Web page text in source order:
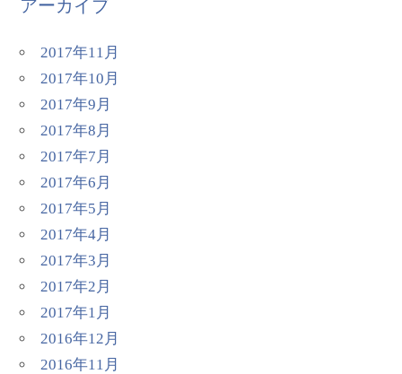
アーカイブ
2017年11月
2017年10月
2017年9月
2017年8月
2017年7月
2017年6月
2017年5月
2017年4月
2017年3月
2017年2月
2017年1月
2016年12月
2016年11月